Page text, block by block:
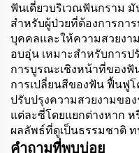
ฟันเดี่ยวบริเวณฟันกราม มั
สำหรับผู้ป่วยที่ต้องการกา
บุคคลและให้ความสวยงา
อบอุ่น เหมาะสำหรับการ
การบูรณะเชิงหน้าที่ของ
การเปลี่ยนสีของฟัน ฟื้นฟูโ
ปรับปรุงความสวยงามขอ
แต่ละซี่โดยแยกต่างหาก
ผลลัพธ์ที่ดูเป็นธรรมชาติ
คำถามที่พบบ่อย